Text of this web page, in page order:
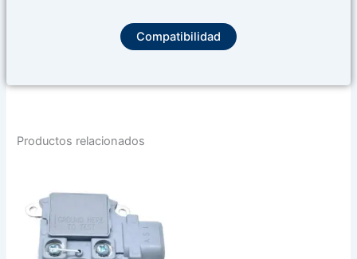
Compatibilidad
Productos relacionados